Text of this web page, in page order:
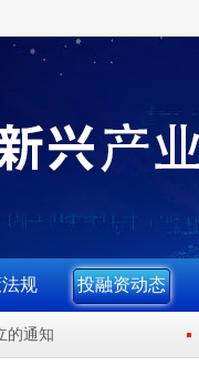
规 投融资动态
知 网